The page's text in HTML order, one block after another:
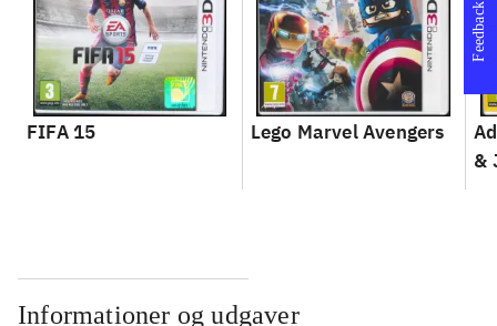
FIFA 15 Lego Marvel Avengers
&
Informationer og udgaver
Feedback